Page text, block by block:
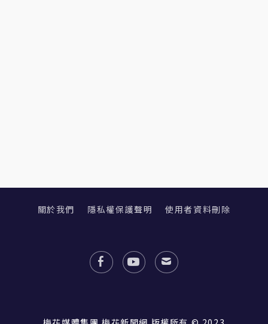
關於我們 隱私權保護聲明 使用者資料刪除